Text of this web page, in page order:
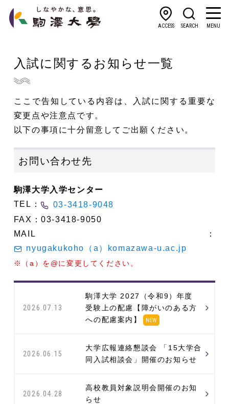
ACCESS SEARCH MENU
入試に関するお知らせ一覧
ここで告知している内容は、入試に関する重要な
変更点や注意点です。
以下の事項に十分留意してご出願ください。
お問い合わせ先
駒澤大学入学センター
TEL：
03-3418-9048
FAX：03-3418-9050
MAIL：
nyugakukoho（a）komazawa-u.ac.jp
※（a）を@に変更してください。
2026.07.13
駒澤大学 2027（令和9）年度
受験上の配慮【障がいのある方
への配慮案内】
NEW
2026.06.15
大学広報連絡懇談会 「15大学合
同入試相談会」開催のお知らせ
2026.04.28
高校教員対象説明会開催のお知
らせ